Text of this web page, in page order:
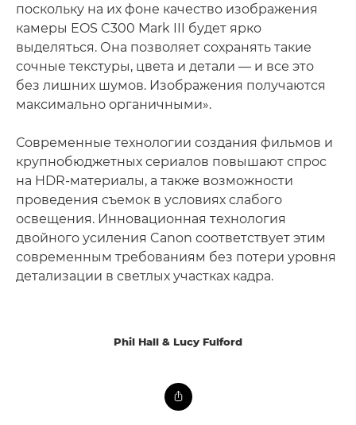
поскольку на их фоне качество изображения
камеры EOS C300 Mark III будет ярко
выделяться. Она позволяет сохранять такие
сочные текстуры, цвета и детали — и все это
без лишних шумов. Изображения получаются
максимально органичными».
Современные технологии создания фильмов и
крупнобюджетных сериалов повышают спрос
на HDR-материалы, а также возможности
проведения съемок в условиях слабого
освещения. Инновационная технология
двойного усиления Canon соответствует этим
современным требованиям без потери уровня
детализации в светлых участках кадра.
Phil Hall & Lucy Fulford